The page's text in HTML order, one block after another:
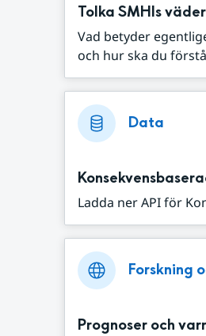
Tolka SMHIs
Vad betyder
och hur ska du
Data
Ladda ner API för
Forskning
Prognoser och